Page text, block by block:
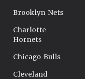
Brooklyn Nets
Charlotte
Hornets
Chicago Bulls
Cleveland